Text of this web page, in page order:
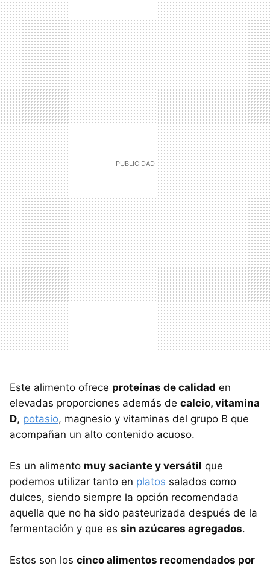
Este alimento ofrece proteínas de calidad en
elevadas proporciones además de calcio, vitamina
D, potasio, magnesio y vitaminas del grupo B que
acompañan un alto contenido acuoso.
Es un alimento muy saciante y versátil que
podemos utilizar tanto en platos salados como
dulces, siendo siempre la opción recomendada
aquella que no ha sido pasteurizada después de la
fermentación y que es sin azúcares agregados.
Estos son los cinco alimentos recomendados por